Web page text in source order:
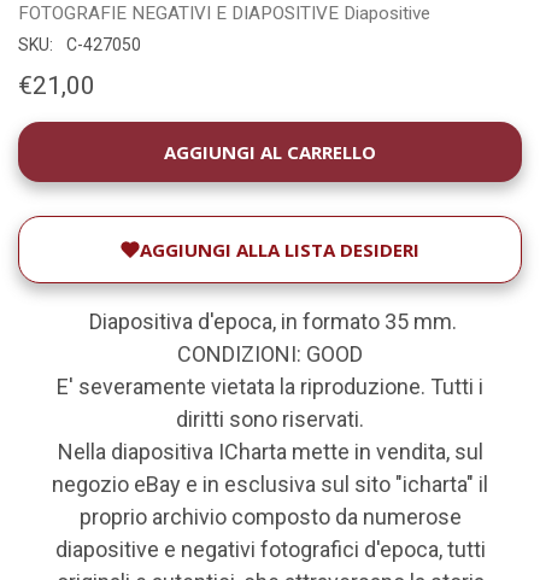
FOTOGRAFIE NEGATIVI E DIAPOSITIVE Diapositive
SKU: C-427050
€21,00
DISPONIBILITÀ
ATTUALE:
AGGIUNGI ALLA LISTA DESIDERI
Diapositiva d'epoca, in formato 35 mm.
CONDIZIONI: GOOD
E' severamente vietata la riproduzione. Tutti i
diritti sono riservati.
Nella diapositiva ICharta mette in vendita, sul
negozio eBay e in esclusiva sul sito "icharta" il
proprio archivio composto da numerose
diapositive e negativi fotografici d'epoca, tutti